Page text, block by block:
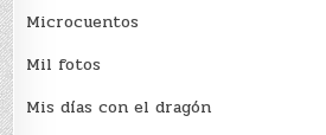
Microcuentos
Mil fotos
Mis días con el dragón